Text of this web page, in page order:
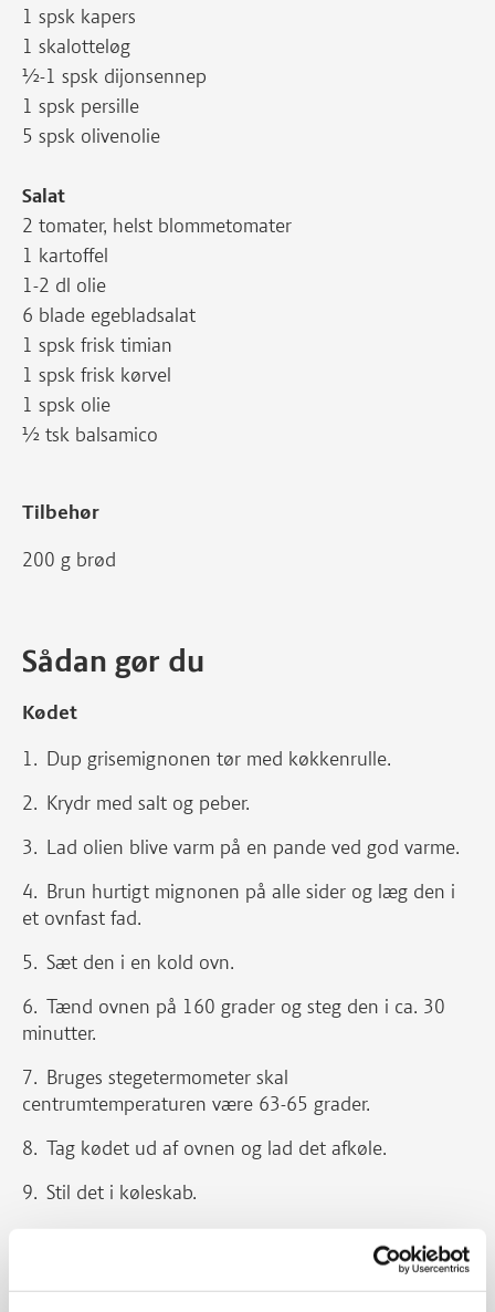
1 spsk kapers
1 skalotteløg
½-1 spsk dijonsennep
1 spsk persille
5 spsk olivenolie
Salat
2 tomater, helst blommetomater
1 kartoffel
1-2 dl olie
6 blade egebladsalat
1 spsk frisk timian
1 spsk frisk kørvel
1 spsk olie
½ tsk balsamico
Tilbehør
200 g brød
Sådan gør du
Kødet
Dup grisemignonen tør med køkkenrulle.
Krydr med salt og peber.
Lad olien blive varm på en pande ved god varme.
Brun hurtigt mignonen på alle sider og læg den i
et ovnfast fad.
Sæt den i en kold ovn.
Tænd ovnen på 160 grader og steg den i ca. 30
minutter.
Bruges stegetermometer skal
centrumtemperaturen være 63-65 grader.
Tag kødet ud af ovnen og lad det afkøle.
Stil det i køleskab.